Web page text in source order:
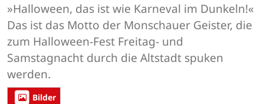
»Halloween, das ist wie Karneval im Dunkeln!«
Das ist das Motto der Monschauer Geister, die
zum Halloween-Fest Freitag- und
Samstagnacht durch die Altstadt spuken
werden.
Bilder